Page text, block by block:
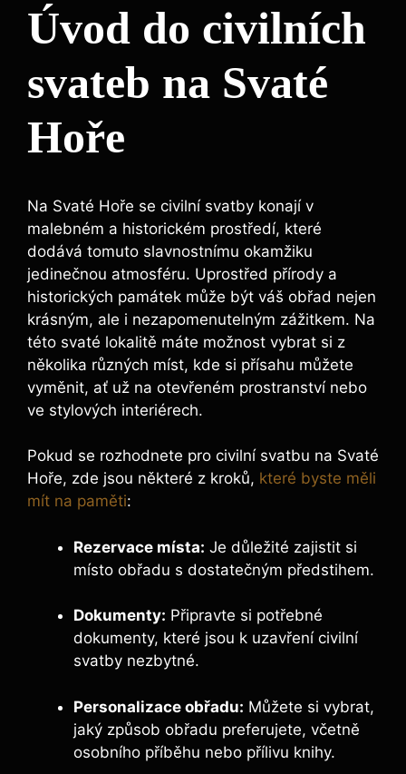
Úvod do civilních
svateb na Svaté
Hoře
Na Svaté Hoře se civilní svatby konají v
malebném a historickém prostředí, které
dodává tomuto slavnostnímu okamžiku
jedinečnou atmosféru. Uprostřed přírody a
historických památek může být váš obřad nejen
krásným, ale i nezapomenutelným zážitkem. Na
této svaté lokalitě máte možnost vybrat si z
několika různých míst, kde si přísahu můžete
vyměnit, ať už na otevřeném prostranství nebo
ve stylových interiérech.
Pokud se rozhodnete pro civilní svatbu na Svaté
Hoře, zde jsou některé z kroků, které byste měli
mít na paměti:
Rezervace místa: Je důležité zajistit si
místo obřadu s dostatečným předstihem.
Dokumenty: Připravte si potřebné
dokumenty, které jsou k uzavření civilní
svatby nezbytné.
Personalizace obřadu: Můžete si vybrat,
jaký způsob obřadu preferujete, včetně
osobního příběhu nebo přílivu knihy.